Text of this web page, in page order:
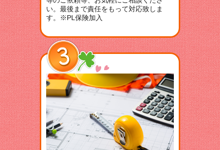
い。最後まで責任をもって対応致しま
す。※PL保険加入